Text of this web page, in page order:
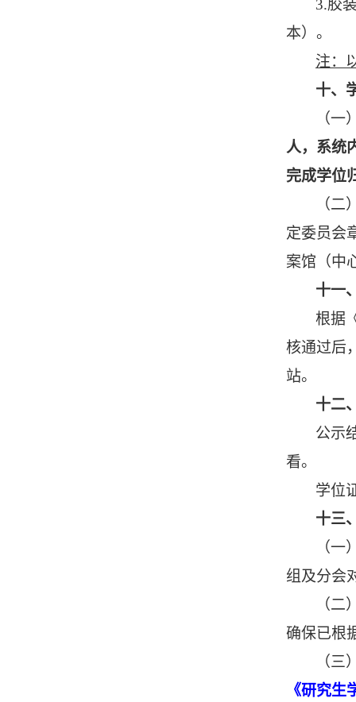
3.胶
本）。
注：
十、
（
人，系统
完成学位
（
定委员会
案馆（中
十一
根据
核通过后
站。
十二
公示
看。
学位
十三
（
组及分会
（
确保已根
（
《研究